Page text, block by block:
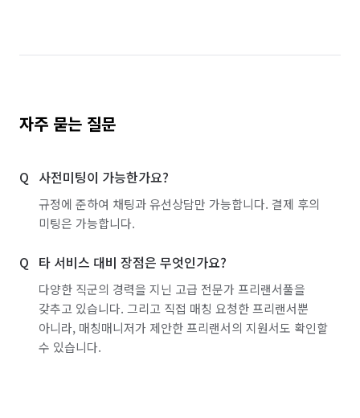
자주 묻는 질문
사전미팅이 가능한가요?
규정에 준하여 채팅과 유선상담만 가능합니다. 결제 후의
미팅은 가능합니다.
타 서비스 대비 장점은 무엇인가요?
다양한 직군의 경력을 지닌 고급 전문가 프리랜서풀을
갖추고 있습니다. 그리고 직접 매칭 요청한 프리랜서뿐
아니라, 매칭매니저가 제안한 프리랜서의 지원서도 확인할
수 있습니다.